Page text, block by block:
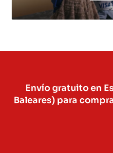
Envío gratuito en
Baleares) para